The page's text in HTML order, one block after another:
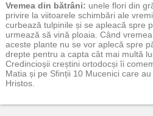
Vremea din bătrâni: unele flori din
privire la viitoarele schimbări ale
curbează tulpinile și se apleacă spre
urmează să vină ploaia. Când
aceste plante nu se vor aplecă spre
drepte pentru a capta cât mai multă
Credincioșii creștini ortodocși îi
Matia și pe Sfinții 10 Mucenici care
Hristos.